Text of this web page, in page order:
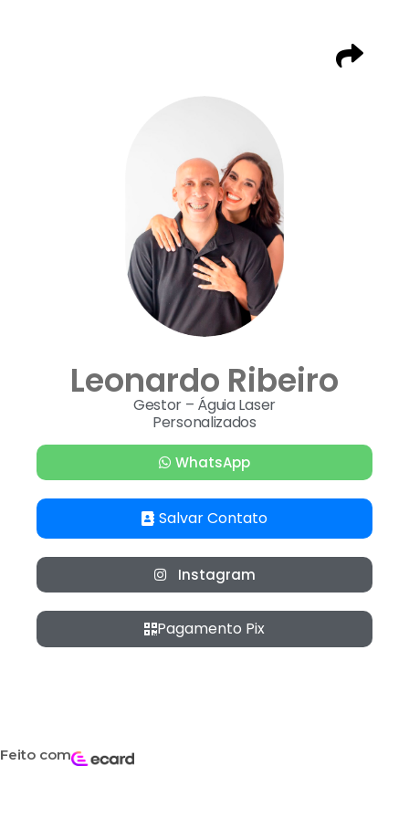
Leonardo Ribeiro
Gestor – Águia Laser
Personalizados
WhatsApp
Salvar Contato
Instagram
Pagamento Pix
Feito com